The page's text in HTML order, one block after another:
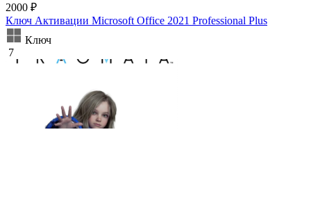
2000 ₽
Ключ Активации Microsoft Office 2021 Professional Plus
Ключ
7